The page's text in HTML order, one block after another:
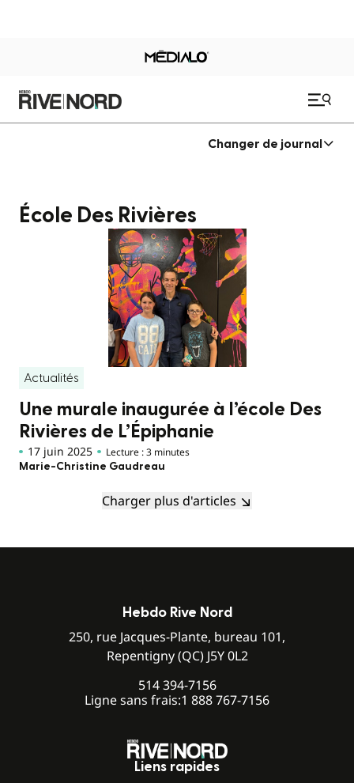
Changer de journal
École Des Rivières
Actualités
Une murale inaugurée à l’école Des
Rivières de L’Épiphanie
17 juin 2025 Lecture : 3 minutes
Marie-Christine Gaudreau
Charger plus d'articles
Hebdo Rive Nord
250, rue Jacques-Plante, bureau 101,
Repentigny (QC) J5Y 0L2
514 394-7156
Ligne sans frais:1 888 767-7156
Liens rapides